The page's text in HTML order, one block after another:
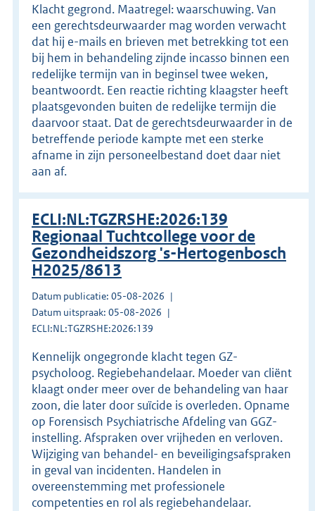
Klacht gegrond. Maatregel: waarschuwing. Van
een gerechtsdeurwaarder mag worden verwacht
dat hij e-mails en brieven met betrekking tot een
bij hem in behandeling zijnde incasso binnen een
redelijke termijn van in beginsel twee weken,
beantwoordt. Een reactie richting klaagster heeft
plaatsgevonden buiten de redelijke termijn die
daarvoor staat. Dat de gerechtsdeurwaarder in de
betreffende periode kampte met een sterke
afname in zijn personeelbestand doet daar niet
aan af.
ECLI:NL:TGZRSHE:2026:139
Regionaal Tuchtcollege voor de
Gezondheidszorg 's-Hertogenbosch
H2025/8613
Datum publicatie: 05-08-2026
Datum uitspraak: 05-08-2026
ECLI:NL:TGZRSHE:2026:139
Kennelijk ongegronde klacht tegen GZ-
psycholoog. Regiebehandelaar. Moeder van cliënt
klaagt onder meer over de behandeling van haar
zoon, die later door suïcide is overleden. Opname
op Forensisch Psychiatrische Afdeling van GGZ-
instelling. Afspraken over vrijheden en verloven.
Wijziging van behandel- en beveiligingsafspraken
in geval van incidenten. Handelen in
overeenstemming met professionele
competenties en rol als regiebehandelaar.